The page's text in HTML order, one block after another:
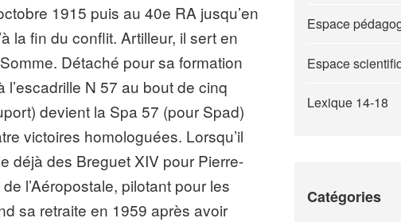
1915 puis au 40e RA jusqu’en
la fin du conflit. Artilleur, il sert en
Détaché pour sa formation
N 57 au bout de cinq
devient la Spa 57 (pour Spad)
victoires homologuées. Lorsqu’il
déjà des Breguet XIV pour Pierre-
l’Aéropostale, pilotant pour les
sa retraite en 1959 après avoir
Espace
Espace
Lexique 14-18
Catégories